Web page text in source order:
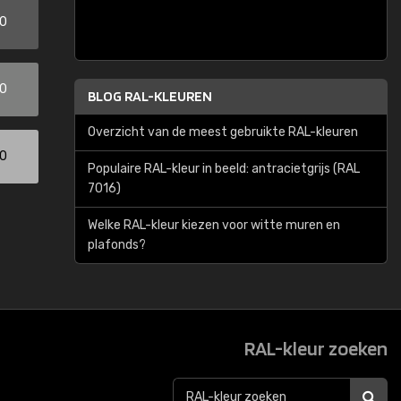
BLOG RAL-KLEUREN
Overzicht van de meest gebruikte RAL-kleuren
Populaire RAL-kleur in beeld: antracietgrijs (RAL
7016)
Welke RAL-kleur kiezen voor witte muren en
plafonds?
RAL-kleur zoeken